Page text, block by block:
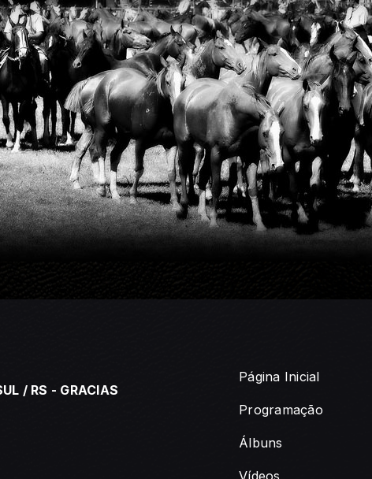
/ RS - GRACIAS
Página Inicial
Programação
Álbuns
Vídeos